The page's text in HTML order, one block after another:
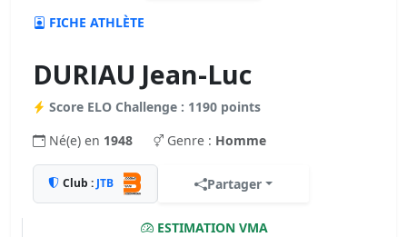
FICHE ATHLÈTE
DURIAU Jean-Luc
Score ELO Challenge : 1190 points
Né(e) en 1948 Genre : Homme
Club : JTB Partager
ESTIMATION VMA